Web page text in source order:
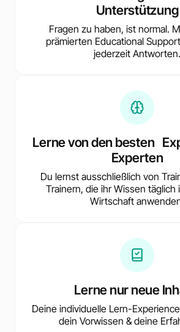
Unterstützung
Fragen zu haben, ist normal.
prämierten Educational
jederzeit Antworten.
Lerne von den besten
Experten
Du lernst ausschließlich von
Trainern, die ihr Wissen täglich
Wirtschaft
Lerne nur neue
Deine individuelle Lern-
dein Vorwissen & deine